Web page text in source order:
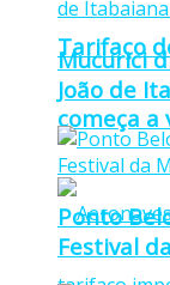
Tarifaço
começa a
Mucurici
João de
Ponto
Festival